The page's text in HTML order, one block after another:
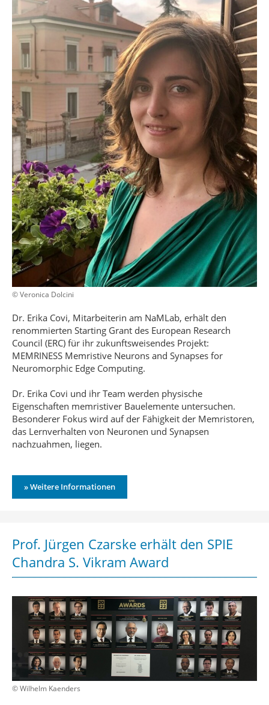
© Veronica Dolcini
Dr. Erika Covi, Mitarbeiterin am NaMLab, erhält den
renommierten Starting Grant des European Research
Council (ERC) für ihr zukunftsweisendes Projekt:
MEMRINESS Memristive Neurons and Synapses for
Neuromorphic Edge Computing.
Dr. Erika Covi und ihr Team werden physische
Eigenschaften memristiver Bauelemente untersuchen.
Besonderer Fokus wird auf der Fähigkeit der Memristoren,
das Lernverhalten von Neuronen und Synapsen
nachzuahmen, liegen.
» Weitere Informationen
Prof. Jürgen Czarske erhält den SPIE
Chandra S. Vikram Award
© Wilhelm Kaenders